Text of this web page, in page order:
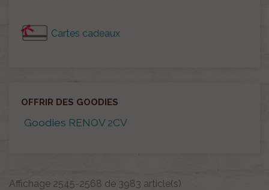
Cartes cadeaux
OFFRIR DES GOODIES
Goodies RENOV 2CV
Affichage 2545-2568 de 3983 article(s)